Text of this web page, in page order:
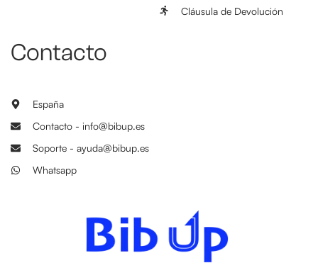
Cláusula de Devolución
Contacto
España
Contacto - info@bibup.es
Soporte - ayuda@bibup.es
Whatsapp